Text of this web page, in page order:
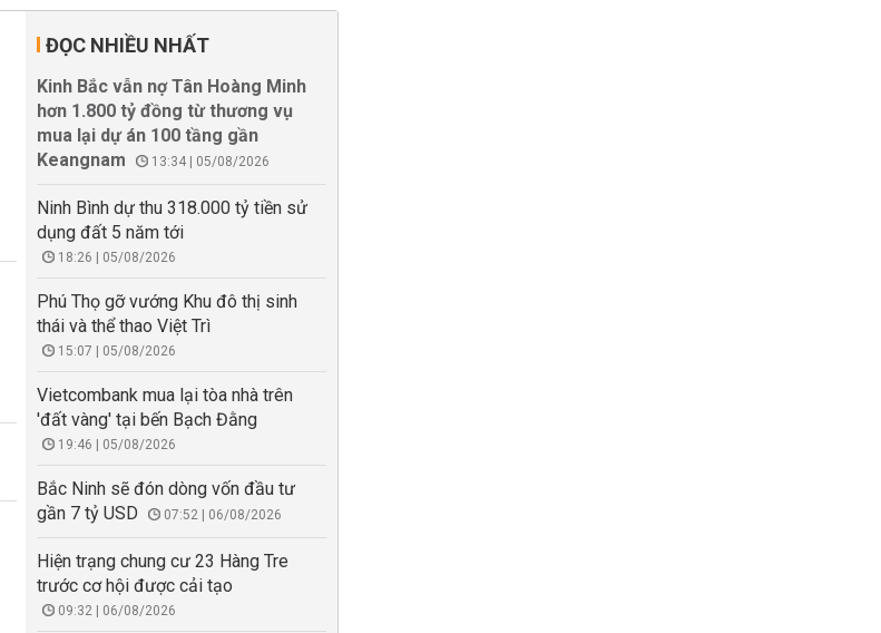
ĐỌC NHIỀU NHẤT
Kinh Bắc vẫn nợ Tân Hoàng Minh
hơn 1.800 tỷ đồng từ thương vụ
mua lại dự án 100 tầng gần
Keangnam
13:34 | 05/08/2026
Ninh Bình dự thu 318.000 tỷ tiền sử
dụng đất 5 năm tới
18:26 | 05/08/2026
Phú Thọ gỡ vướng Khu đô thị sinh
thái và thể thao Việt Trì
15:07 | 05/08/2026
Vietcombank mua lại tòa nhà trên
'đất vàng' tại bến Bạch Đằng
19:46 | 05/08/2026
Bắc Ninh sẽ đón dòng vốn đầu tư
gần 7 tỷ USD
07:52 | 06/08/2026
Hiện trạng chung cư 23 Hàng Tre
trước cơ hội được cải tạo
09:32 | 06/08/2026